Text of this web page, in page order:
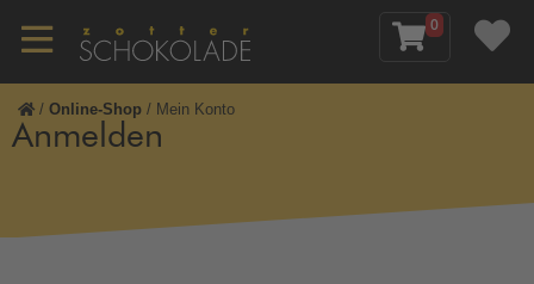
0
/ Online-Shop / Mein Konto
Anmelden